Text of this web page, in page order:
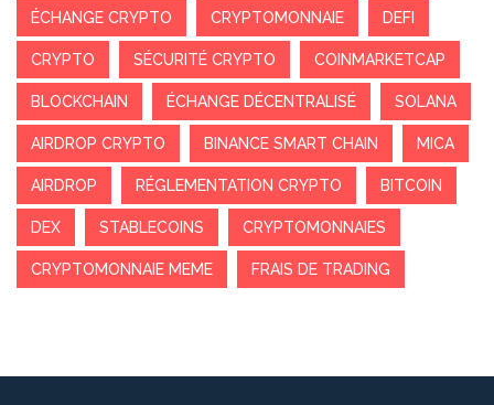
ÉCHANGE CRYPTO CRYPTOMONNAIE DEFI
CRYPTO SÉCURITÉ CRYPTO COINMARKETCAP
BLOCKCHAIN ÉCHANGE DÉCENTRALISÉ SOLANA
AIRDROP CRYPTO BINANCE SMART CHAIN MICA
AIRDROP RÉGLEMENTATION CRYPTO BITCOIN
DEX STABLECOINS CRYPTOMONNAIES
CRYPTOMONNAIE MEME FRAIS DE TRADING